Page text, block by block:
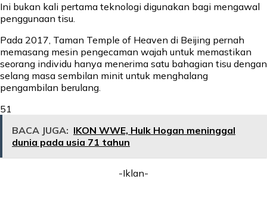
Ini bukan kali pertama teknologi digunakan bagi mengawal
penggunaan tisu.
Pada 2017, Taman Temple of Heaven di Beijing pernah
memasang mesin pengecaman wajah untuk memastikan
seorang individu hanya menerima satu bahagian tisu dengan
selang masa sembilan minit untuk menghalang
pengambilan berulang.
51
BACA JUGA: IKON WWE, Hulk Hogan meninggal
dunia pada usia 71 tahun
-Iklan-